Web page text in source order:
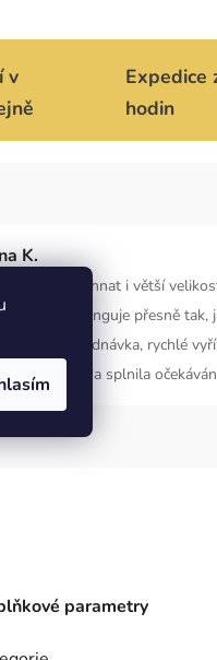
v
Expedice
hodin
K.
možné zde sehnat i větší
Obchod funguje přesně tak,
objednávka, rychlé
bunda splnila
parametry